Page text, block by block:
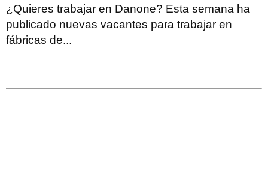
¿Quieres trabajar en Danone? Esta semana ha
publicado nuevas vacantes para trabajar en
fábricas de...